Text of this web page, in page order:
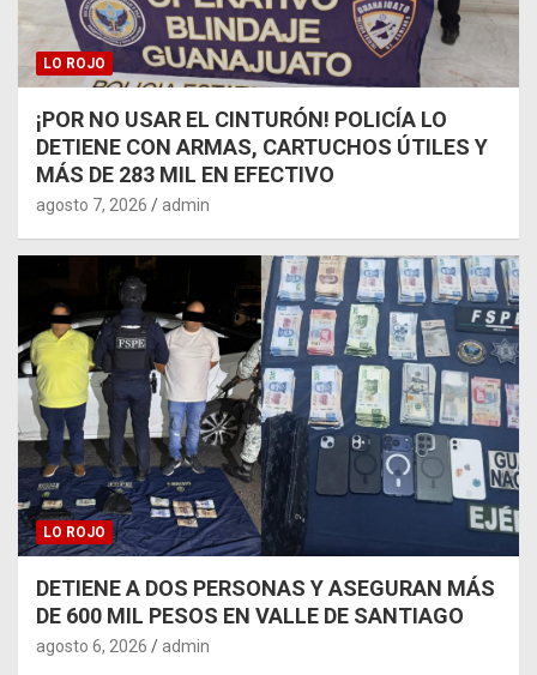
LO ROJO
¡POR NO USAR EL CINTURÓN! POLICÍA LO
DETIENE CON ARMAS, CARTUCHOS ÚTILES Y
MÁS DE 283 MIL EN EFECTIVO
agosto 7, 2026 admin
LO ROJO
DETIENE A DOS PERSONAS Y ASEGURAN MÁS
DE 600 MIL PESOS EN VALLE DE SANTIAGO
agosto 6, 2026 admin